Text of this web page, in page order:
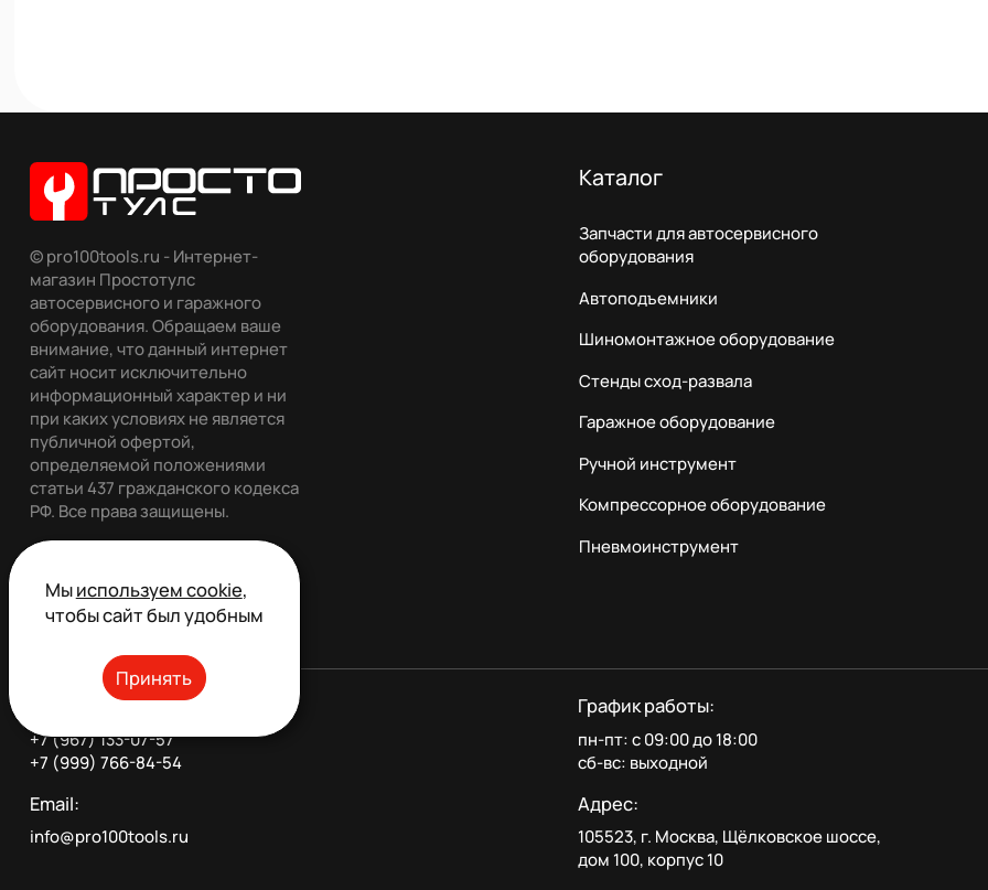
© pro100tools.ru - Интернет-
магазин Простотулс
автосервисного и гаражного
оборудования. Обращаем ваше
внимание, что данный интернет
сайт носит исключительно
информационный характер и ни
при каких условиях не является
публичной офертой,
определяемой положениями
статьи 437 гражданского кодекса
РФ. Все права защищены.
Обратный звонок
Каталог
Запчасти для автосервисного
оборудования
Автоподъемники
Шиномонтажное оборудование
Стенды сход-развала
Гаражное оборудование
Ручной инструмент
Компрессорное оборудование
Пневмоинструмент
Телефон:
+7 (967) 133-07-57
+7 (999) 766-84-54
Email:
info@pro100tools.ru
График работы:
пн-пт: с 09:00 до 18:00
сб-вс: выходной
Адрес:
105523, г. Москва, Щёлковское шоссе,
дом 100, корпус 10
Мыиспользуем cookie,
чтобы сайт был удобным
Принять